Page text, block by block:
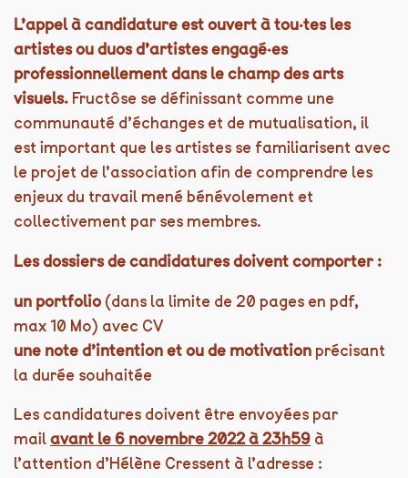
L’appel à candidature est ouvert à tou·tes les
artistes ou duos d’artistes engagé·es
professionnellement dans le champ des arts
visuels. Fructôse se définissant comme une
communauté d’échanges et de mutualisation, il
est important que les artistes se familiarisent avec
le projet de l’association afin de comprendre les
enjeux du travail mené bénévolement et
collectivement par ses membres.
Les dossiers de candidatures doivent comporter :
un portfolio (dans la limite de 20 pages en pdf,
max 10 Mo) avec CV
une note d’intention et ou de motivation précisant
la durée souhaitée
Les candidatures doivent être envoyées par
mail avant le 6 novembre 2022 à 23h59 à
l’attention d’Hélène Cressent à l’adresse :